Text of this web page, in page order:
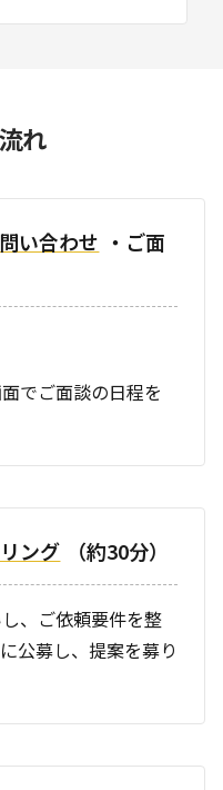
れ
い合わせ ・ご面
でご面談の日程を
ング （約30分）
、ご依頼要件を整
公募し、提案を募り